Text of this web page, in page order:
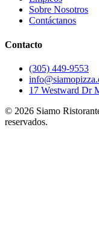
Sobre Nosotros
Contáctanos
Contacto
(305) 449-9553
17 Westward Dr
© 2026 Siamo
reservados.